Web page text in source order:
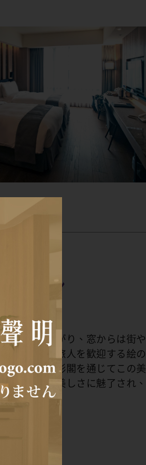
ーツイン
い空間が広がり、窓からは街や
り、まるで旅人を歓迎する絵の
人たちは山形閣を通じてこの美
し、宜蘭の美しさに魅了され、
でしょう